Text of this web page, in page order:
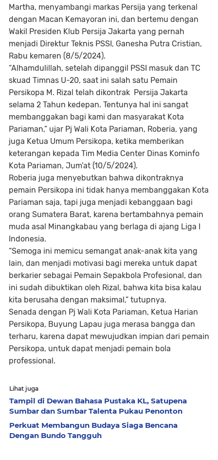
Martha, menyambangi markas Persija yang terkenal
dengan Macan Kemayoran ini, dan bertemu dengan
Wakil Presiden Klub Persija Jakarta yang pernah
menjadi Direktur Teknis PSSI, Ganesha Putra Cristian,
Rabu kemaren (8/5/2024).
“Alhamdulillah, setelah dipanggil PSSI masuk dan TC
skuad Timnas U-20, saat ini salah satu Pemain
Persikopa M. Rizal telah dikontrak Persija Jakarta
selama 2 Tahun kedepan. Tentunya hal ini sangat
membanggakan bagi kami dan masyarakat Kota
Pariaman,” ujar Pj Wali Kota Pariaman, Roberia, yang
juga Ketua Umum Persikopa, ketika memberikan
keterangan kepada Tim Media Center Dinas Kominfo
Kota Pariaman, Jum’at (10/5/2024).
Roberia juga menyebutkan bahwa dikontraknya
pemain Persikopa ini tidak hanya membanggakan Kota
Pariaman saja, tapi juga menjadi kebanggaan bagi
orang Sumatera Barat, karena bertambahnya pemain
muda asal Minangkabau yang berlaga di ajang Liga I
Indonesia.
“Semoga ini memicu semangat anak-anak kita yang
lain, dan menjadi motivasi bagi mereka untuk dapat
berkarier sebagai Pemain Sepakbola Profesional, dan
ini sudah dibuktikan oleh Rizal, bahwa kita bisa kalau
kita berusaha dengan maksimal,” tutupnya.
Senada dengan Pj Wali Kota Pariaman, Ketua Harian
Persikopa, Buyung Lapau juga merasa bangga dan
terharu, karena dapat mewujudkan impian dari pemain
Persikopa, untuk dapat menjadi pemain bola
professional.
Lihat juga
Tampil di Dewan Bahasa Pustaka KL, Satupena
Sumbar dan Sumbar Talenta Pukau Penonton
Perkuat Membangun Budaya Siaga Bencana
Dengan Bundo Tangguh